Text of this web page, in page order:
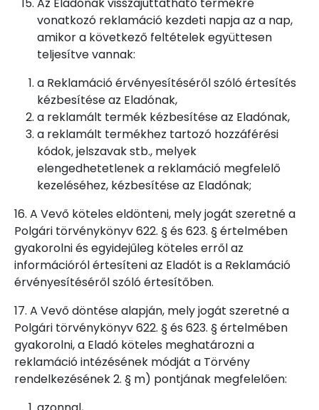
vonatkozó reklamáció kezdeti napja az a nap,
amikor a következő feltételek együttesen
teljesítve vannak:
a Reklamáció érvényesítéséről szóló értesítés
kézbesítése az Eladónak,
a reklamált termék kézbesítése az Eladónak,
a reklamált termékhez tartozó hozzáférési
kódok, jelszavak stb., melyek
elengedhetetlenek a reklamáció megfelelő
kezeléséhez, kézbesítése az Eladónak;
16. A Vevő köteles eldönteni, mely jogát szeretné a
Polgári törvénykönyv 622. § és 623. § értelmében
gyakorolni és egyidejűleg köteles erről az
információról értesíteni az Eladót is a Reklamáció
érvényesítéséről szóló értesítőben.
17. A Vevő döntése alapján, mely jogát szeretné a
Polgári törvénykönyv 622. § és 623. § értelmében
gyakorolni, a Eladó köteles meghatározni a
reklamáció intézésének módját a Törvény
rendelkezésének 2. § m) pontjának megfelelően: